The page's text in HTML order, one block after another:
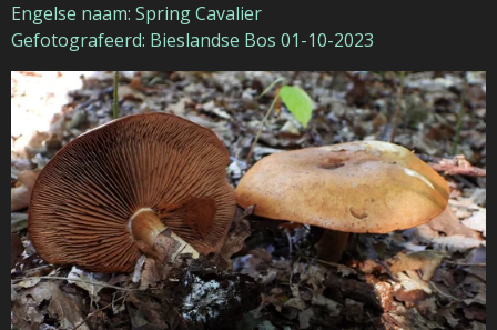
Engelse naam: Spring Cavalier
Gefotografeerd: Bieslandse Bos 01-10-2023